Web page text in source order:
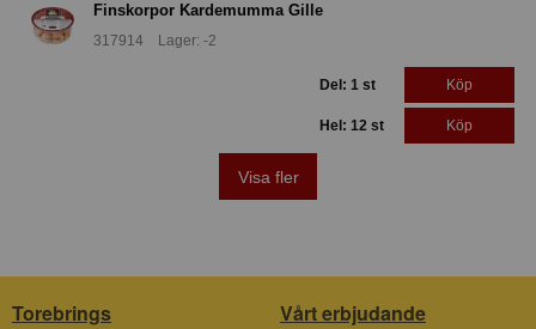
Finskorpor Kardemumma Gille
317914 Lager: -2
Del: 1 st Köp
Hel: 12 st Köp
Visa fler
Torebrings Vårt erbjudande